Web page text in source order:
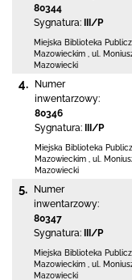
80344
Sygnatura:
III/P
Miejska Biblioteka
Mazowieckim
ul.
Mazowiecki
4.
Numer
inwentarzowy:
80346
Sygnatura:
III/P
Miejska Biblioteka
Mazowieckim
ul.
Mazowiecki
5.
Numer
inwentarzowy:
80347
Sygnatura:
III/P
Miejska Biblioteka
Mazowieckim
ul.
Mazowiecki